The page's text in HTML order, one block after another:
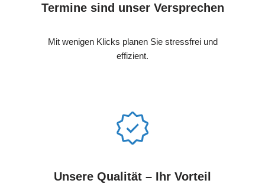
Termine sind unser Versprechen
Mit wenigen Klicks planen Sie stressfrei und
effizient.
Unsere Qualität – Ihr Vorteil